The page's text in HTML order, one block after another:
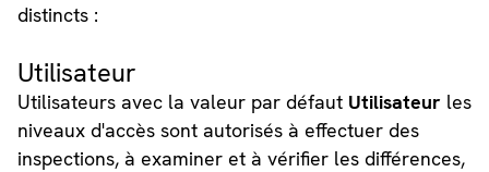
distincts :
Utilisateur
Utilisateurs avec la valeur par défaut Utilisateur les
niveaux d'accès sont autorisés à effectuer des
inspections, à examiner et à vérifier les différences,